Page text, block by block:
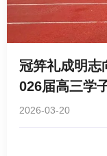
冠笄礼成明志
026届高三学
2026-03-20